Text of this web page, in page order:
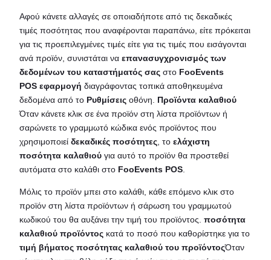
Αφού κάνετε αλλαγές σε οποιαδήποτε από τις δεκαδικές
τιμές ποσότητας που αναφέρονται παραπάνω, είτε πρόκειται
για τις προεπιλεγμένες τιμές είτε για τις τιμές που εισάγονται
ανά προϊόν, συνιστάται να επανασυγχρονισμός των
δεδομένων του καταστήματός σας στο FooEvents
POS εφαρμογή διαγράφοντας τοπικά αποθηκευμένα
δεδομένα από το Ρυθμίσεις οθόνη. Προϊόντα καλαθιού
Όταν κάνετε κλικ σε ένα προϊόν στη λίστα προϊόντων ή
σαρώνετε το γραμμωτό κώδικα ενός προϊόντος που
χρησιμοποιεί δεκαδικές ποσότητες , το ελάχιστη
ποσότητα καλαθιού για αυτό το προϊόν θα προστεθεί
αυτόματα στο καλάθι στο FooEvents POS
Μόλις το προϊόν μπει στο καλάθι, κάθε επόμενο κλικ στο
προϊόν στη λίστα προϊόντων ή σάρωση του γραμμωτού
κωδικού του θα αυξάνει την τιμή του προϊόντος. ποσότητα
καλαθιού προϊόντος κατά το ποσό που καθορίστηκε για το
τιμή βήματος ποσότητας καλαθιού του προϊόντοςΌταν